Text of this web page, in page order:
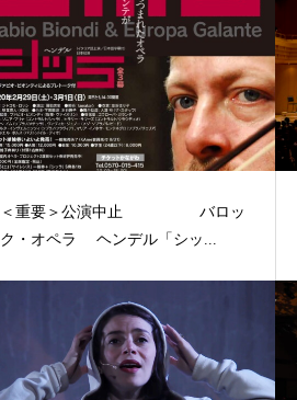
＜重要＞公演中止 バロッ
ク・オペラ ヘンデル「シッ...